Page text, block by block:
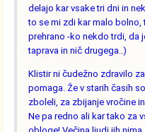
delajo kar vsake tri dni in
to se mi zdi kar malo
prehrano -ko nekdo trdi, da
taprava in nič drugega..)
Klistir ni čudežno zdravilo
pomaga. Že v starih časih
zboleli, za zbijanje vročine
Ne pa redno ali kar tako za